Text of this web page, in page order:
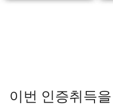
이번 인증취득